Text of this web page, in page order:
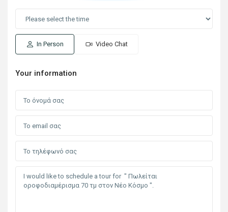
In Person Video Chat
Your information